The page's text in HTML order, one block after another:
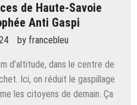
»
de Haute-Savoie
Anti Gaspi
by francebleu
d’altitude, dans le centre de
Ici, on réduit le gaspillage
les citoyens de demain. Ça